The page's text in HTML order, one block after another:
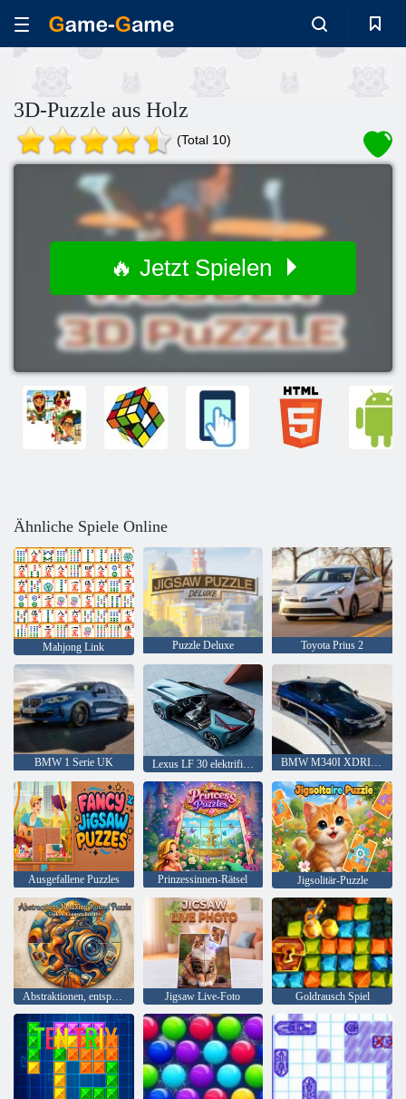
3D-Puzzle aus Holz
(Total 10)
🔥 Jetzt Spielen
Ähnliche Spiele Online
Mahjong Link Puzzle Deluxe Toyota Prius 2
BMW 1 Serie UK Lexus LF 30 elektrifiziert BMW M340I XDRIVE
Ausgefallene Puzzles Prinzessinnen-Rätsel Jigsolitär-Puzzle
Abstraktionen, entspannendes rundes Puzzle Jigsaw Live-Foto Goldrausch Spiel